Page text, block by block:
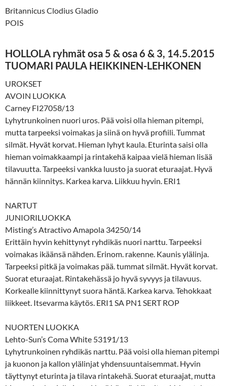
Britannicus Clodius Gladio
POIS
HOLLOLA ryhmät osa 5 & osa 6 & 3, 14.5.2015
TUOMARI PAULA HEIKKINEN-LEHKONEN
UROKSET
AVOIN LUOKKA
Carney FI27058/13
Lyhytrunkoinen nuori uros. Pää voisi olla hieman pitempi,
mutta tarpeeksi voimakas ja siinä on hyvä profiili. Tummat
silmät. Hyvät korvat. Hieman lyhyt kaula. Eturinta saisi olla
hieman voimakkaampi ja rintakehä kaipaa vielä hieman lisää
tilavuutta. Tarpeeksi vankka luusto ja suorat eturaajat. Hyvä
hännän kiinnitys. Karkea karva. Liikkuu hyvin. ERI1
NARTUT
JUNIORILUOKKA
Misting’s Atractivo Amapola 34250/14
Erittäin hyvin kehittynyt ryhdikäs nuori narttu. Tarpeeksi
voimakas ikäänsä nähden. Erinom. rakenne. Kaunis ylälinja.
Tarpeeksi pitkä ja voimakas pää. tummat silmät. Hyvät korvat.
Suorat eturaajat. Rintakehässä jo hyvä syvyys ja tilavuus.
Korkealle kiinnittynyt suora häntä. Karkea karva. Tehokkaat
liikkeet. Itsevarma käytös. ERI1 SA PN1 SERT ROP
NUORTEN LUOKKA
Lehto-Sun’s Coma White 53191/13
Lyhytrunkoinen ryhdikäs narttu. Pää voisi olla hieman pitempi
ja kuonon ja kallon ylälinjat yhdensuuntaisemmat. Hyvin
täyttynyt eturinta ja tilava rintakehä. Suorat eturaajat, mutta